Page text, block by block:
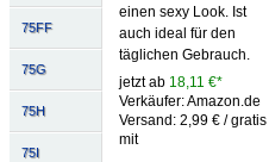
75FF
75G
75H
75I
einen sexy Look. Ist
auch ideal für den
täglichen Gebrauch.
jetzt ab 18,11 €*
Verkäufer: Amazon.de
Versand: 2,99 € / gratis
mit